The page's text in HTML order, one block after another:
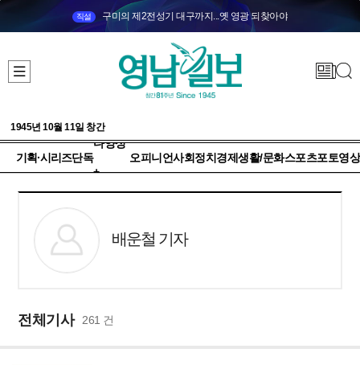
직설 구미의 제2전성기 대구까지...옛 영광 되찾아야
1945년 10월 11일 창간
기획·시리즈단독
다양성
+
오피니언사회정치 경제생활/문화스포츠포토영상
배운철 기자
전체기사 261 건